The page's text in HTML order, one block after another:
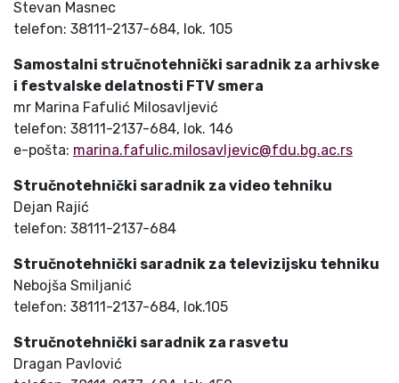
Stevan Masnec
telefon: 38111-2137-684, lok. 105
Samostalni stručnotehnički saradnik za arhivske
i festvalske delatnosti FTV smera
mr Marina Fafulić Milosavljević
telefon: 38111-2137-684, lok. 146
e-pošta: marina.fafulic.milosavljevic@fdu.bg.ac.rs
Stručnotehnički saradnik za video tehniku
Dejan Rajić
telefon: 38111-2137-684
Stručnotehnički saradnik za televizijsku tehniku
Nebojša Smiljanić
telefon: 38111-2137-684, lok.105
Stručnotehnički saradnik za rasvetu
Dragan Pavlović